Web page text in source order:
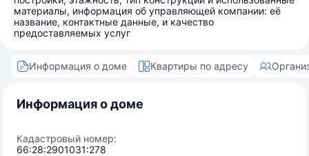
материалы, информация об управляющей компании: её
название, контактные данные, и качество
предоставляемых услуг
Информация о доме Квартиры по адресу
Информация о доме
Кадастровый номер:
66:28:2901031:278